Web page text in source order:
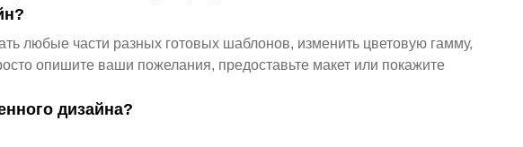
любые части разных готовых шаблонов, изменить цветовую гамму,
опишите ваши пожелания, предоставьте макет или покажите
дизайна?